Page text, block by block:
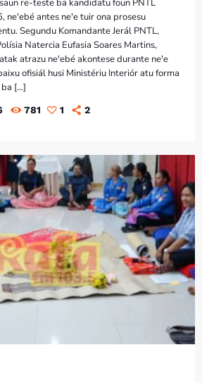
re-teste ba kandidatu foun PNTL
ne'ebé antes ne'e tuir ona prosesu
Segundu Komandante Jerál PNTL,
Natercia Eufasia Soares Martins,
atrazu ne'ebé akontese durante ne'e
ofisiál husi Ministériu Interiór atu forma
ba […]
781 1 2